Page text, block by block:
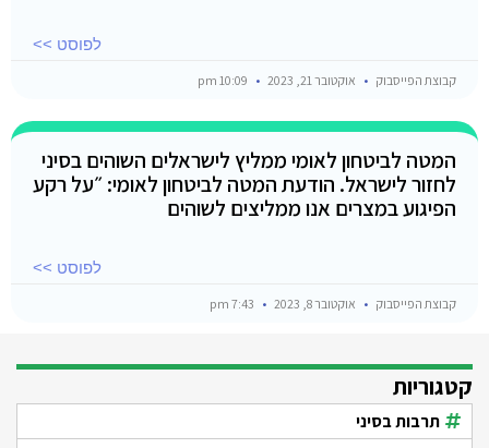
לפוסט >>
קבוצת הפייסבוק אוקטובר 21, 2023
המטה לביטחון לאומי ממליץ לישראלים השוהים בסיני
לחזור לישראל. הודעת המטה לביטחון לאומי: ״על רקע
הפיגוע במצרים אנו ממליצים לשוהים
לפוסט >>
קבוצת הפייסבוק אוקטובר 8, 2023
קטגוריות
תרבות בסיני